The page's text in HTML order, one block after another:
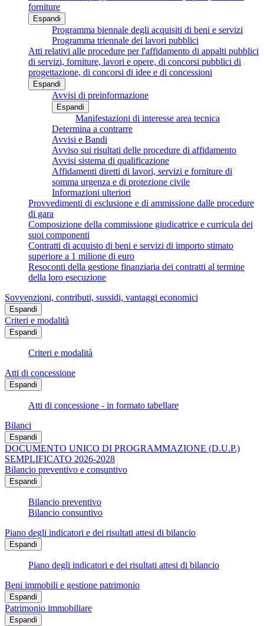
forniture
Espandi
Programma biennale degli acquisiti di beni e servizi
Programma triennale dei lavori pubblici
Atti relativi alle procedure per l'affidamento di appalti pubblici
di servizi, forniture, lavori e opere, di concorsi pubblici di
progettazione, di concorsi di idee e di concessioni
Espandi
Avvisi di preinformazione
Espandi
Manifestazioni di interesse area tecnica
Determina a contrarre
Avvisi e Bandi
Avviso sui risultati delle procedure di affidamento
Avvisi sistema di qualificazione
Affidamenti diretti di lavori, servizi e forniture di
somma urgenza e di protezione civile
Informazioni ulteriori
Provvedimenti di esclusione e di ammissione dalle procedure
di gara
Composizione della commissione giudicatrice e curricula dei
suoi componenti
Contratti di acquisto di beni e servizi di importo stimato
superiore a 1 milione di euro
Resoconti della gestione finanziaria dei contratti al termine
della loro esecuzione
Sovvenzioni, contributi, sussidi, vantaggi economici
Espandi
Criteri e modalità
Espandi
Criteri e modalità
Atti di concessione
Espandi
Atti di concessione - in formato tabellare
Bilanci
Espandi
DOCUMENTO UNICO DI PROGRAMMAZIONE (D.U.P.)
SEMPLIFICATO 2026-2028
Bilancio preventivo e consuntivo
Espandi
Bilancio preventivo
Bilancio consuntivo
Piano degli indicatori e dei risultati attesi di bilancio
Espandi
Piano degli indicatori e dei risultati attesi di bilancio
Beni immobili e gestione patrimonio
Espandi
Patrimonio immobiliare
Espandi